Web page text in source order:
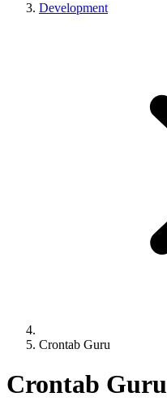
Development
Crontab Guru
Crontab Guru